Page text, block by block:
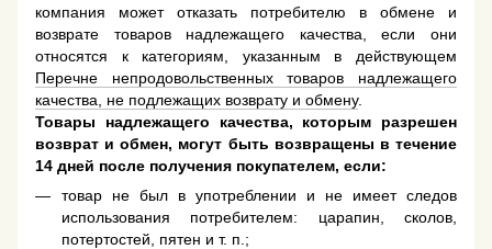
компания может отказать потребителю в обмене и
возврате товаров надлежащего качества, если они
относятся к категориям, указанным в действующем
Перечне непродовольственных товаров надлежащего
качества, не подлежащих возврату и обмену.
Товары надлежащего качества, которым разрешен
возврат и обмен, могут быть возвращены в течение
14 дней после получения покупателем, если:
товар не был в употреблении и не имеет следов
использования потребителем: царапин, сколов,
потертостей, пятен и т. п.;